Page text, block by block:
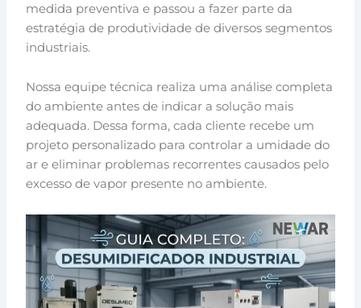
medida preventiva e passou a fazer parte da
estratégia de produtividade de diversos segmentos
industriais.
Nossa equipe técnica realiza uma análise completa
do ambiente antes de indicar a solução mais
adequada. Dessa forma, cada cliente recebe um
projeto personalizado para controlar a umidade do
ar e eliminar problemas recorrentes causados pelo
excesso de vapor presente no ambiente.